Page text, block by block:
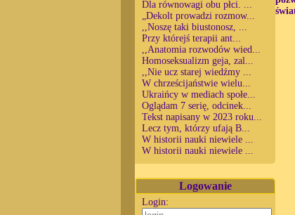
Dla równowagi obu płci. ...
„Dekolt prowadzi rozmow...
,,Noszę taki biustonosz, ...
Przy którejś terapii ant...
,,Anatomia rozwodów wied...
Homoseksualizm geja, zal...
,,Nie ucz starej wiedźmy ...
W chrześcijaństwie wielu...
Ukraińcy w mediach społe...
Oglądam 7 serię, odcinek...
Tekst napisany w 2023 roku...
Lecz tym, którzy ufają B...
W historii nauki niewiele ...
W historii nauki niewiele ...
Logowanie
Login: